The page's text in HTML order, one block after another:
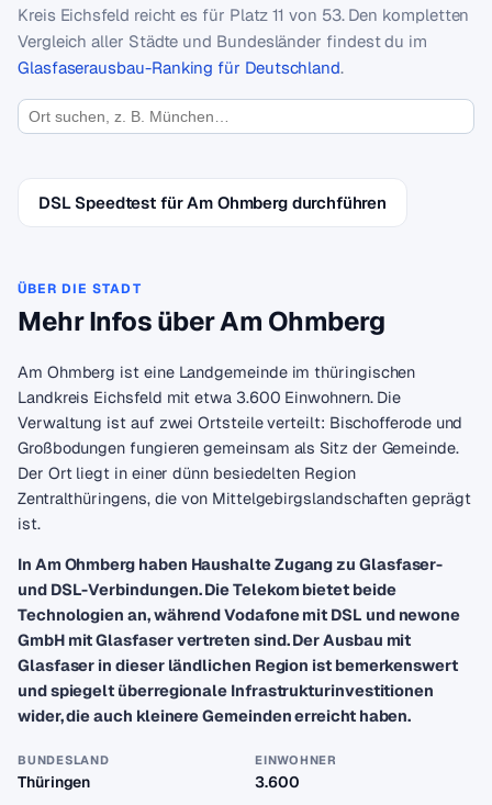
Kreis Eichsfeld reicht es für Platz 11 von 53. Den kompletten
Vergleich aller Städte und Bundesländer findest du im
Glasfaserausbau-Ranking für Deutschland.
DSL Speedtest für Am Ohmberg durchführen
ÜBER DIE STADT
Mehr Infos über Am Ohmberg
Am Ohmberg ist eine Landgemeinde im thüringischen
Landkreis Eichsfeld mit etwa 3.600 Einwohnern. Die
Verwaltung ist auf zwei Ortsteile verteilt: Bischofferode und
Großbodungen fungieren gemeinsam als Sitz der Gemeinde.
Der Ort liegt in einer dünn besiedelten Region
Zentralthüringens, die von Mittelgebirgslandschaften geprägt
ist.
In Am Ohmberg haben Haushalte Zugang zu Glasfaser-
und DSL-Verbindungen. Die Telekom bietet beide
Technologien an, während Vodafone mit DSL und newone
GmbH mit Glasfaser vertreten sind. Der Ausbau mit
Glasfaser in dieser ländlichen Region ist bemerkenswert
und spiegelt überregionale Infrastrukturinvestitionen
wider, die auch kleinere Gemeinden erreicht haben.
BUNDESLAND
Thüringen
EINWOHNER
3.600